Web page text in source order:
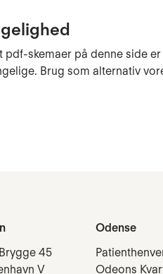
pdf-skemaer på denne side
Brug som alternativ
45
V
Odense
Odeons